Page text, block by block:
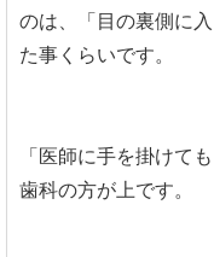
のは、「目の裏側に
た事くらいです。
「医師に手を掛けて
歯科の方が上です。